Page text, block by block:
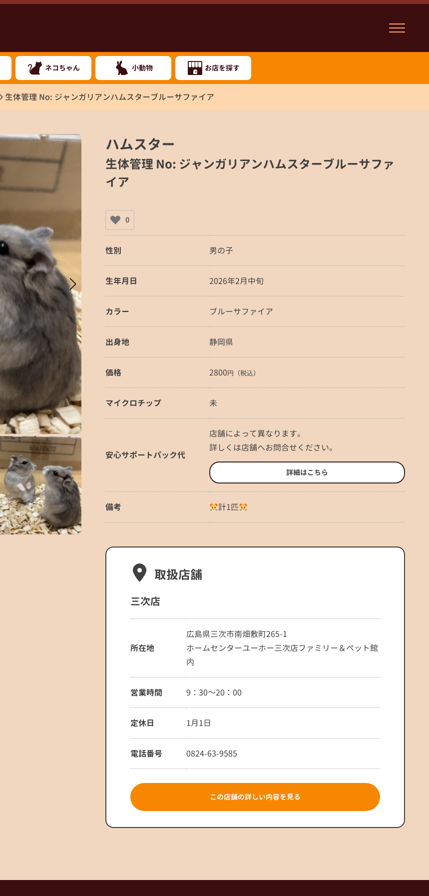
ネコちゃん 小動物 お店を探す
生体管理 No: ジャンガリアンハムスターブルーサファイア
ハムスター
生体管理 No: ジャンガリアンハムスターブルーサファ
イア
0
性別 男の子
生年月日 2026年2月中旬
カラー ブルーサファイア
出身地 静岡県
価格 2800円（税込）
マイクロチップ 未
安心サポートパック代
店舗によって異なります。
詳しくは店舗へお問合せください。
詳細はこちら
備考 計1匹
取扱店舗
三次店
所在地
広島県三次市南畑敷町265-1
ホームセンターユーホー三次店ファミリー＆ペット館
内
営業時間 9：30～20：00
定休日 1月1日
電話番号 0824-63-9585
この店舗の詳しい内容を見る